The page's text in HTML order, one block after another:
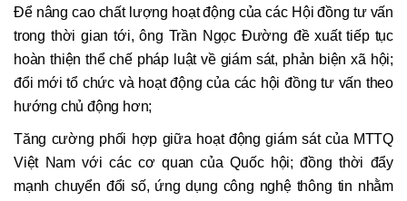
Để nâng cao chất lượng hoạt động của các Hội đồng tư vấn
trong thời gian tới, ông Trần Ngọc Đường đề xuất tiếp tục
hoàn thiện thể chế pháp luật về giám sát, phản biện xã hội;
đổi mới tổ chức và hoạt động của các hội đồng tư vấn theo
hướng chủ động hơn;
Tăng cường phối hợp giữa hoạt động giám sát của MTTQ
Việt Nam với các cơ quan của Quốc hội; đồng thời đẩy
mạnh chuyển đổi số, ứng dụng công nghệ thông tin nhằm